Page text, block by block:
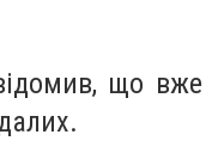
що вже